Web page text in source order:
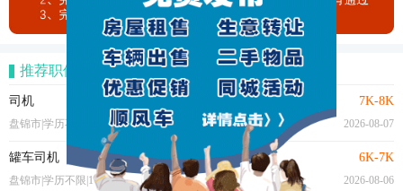
推荐职位
司机 7K-8K
盘锦市|学历不限|经验不限 2026-08-07
罐车司机（油田小修车队） 6K-7K
盘锦市|学历不限|1年以上 2026-08-06